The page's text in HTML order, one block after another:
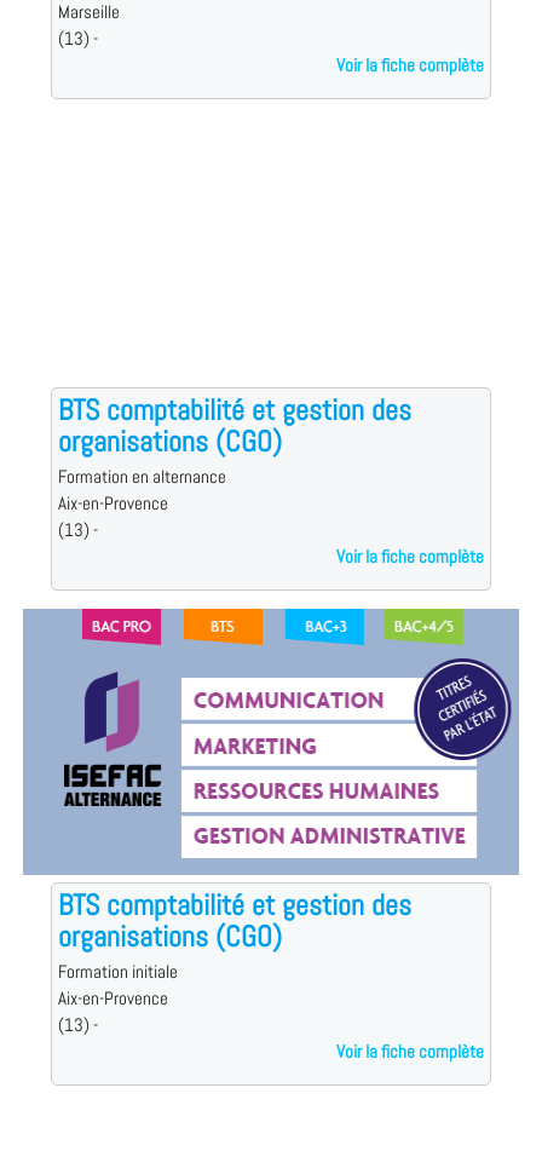
Marseille
(13) -
Voir la fiche complète
BTS comptabilité et gestion des
organisations (CGO)
Formation en alternance
Aix-en-Provence
(13) -
Voir la fiche complète
BTS comptabilité et gestion des
organisations (CGO)
Formation initiale
Aix-en-Provence
(13) -
Voir la fiche complète